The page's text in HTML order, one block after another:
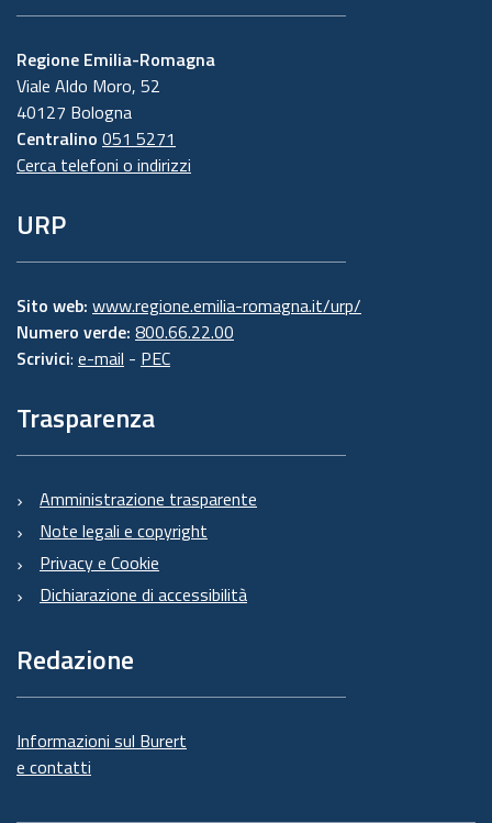
Regione Emilia-Romagna
Viale Aldo Moro, 52
40127 Bologna
Centralino 051 5271
Cerca telefoni o indirizzi
URP
Sito web: www.regione.emilia-romagna.it/urp/
Numero verde: 800.66.22.00
Scrivici: e-mail - PEC
Trasparenza
Amministrazione trasparente
Note legali e copyright
Privacy e Cookie
Dichiarazione di accessibilità
Redazione
Informazioni sul Burert
e contatti